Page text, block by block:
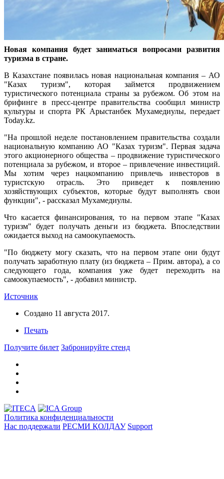
Новая компания будет заниматься вопросами развития
туризма в стране.
В Казахстане появилась новая национальная компания – АО
"Казах туризм", которая займется продвижением
туристического потенциала страны за рубежом. Об этом на
брифинге в пресс-центре правительства сообщил министр
культуры и спорта РК Арыстанбек Мухамедиулы, передает
Today.kz.
"На прошлой неделе постановлением правительства создали
национальную компанию АО "Казах туризм". Первая задача
этого акционерного общества – продвижение туристического
потенциала за рубежом, и второе – привлечение инвестиций.
Мы хотим через нацкомпанию привлечь инвесторов в
туристскую отрасль. Это приведет к появлению
хозяйствующих субъектов, которые будут выполнять свои
функции", - рассказал Мухамедиулы.
Что касается финансирования, то на первом этапе "Казах
туризм" будет получать деньги из бюджета. Впоследствии
ожидается выход на самоокупаемость.
"По бюджету могу сказать, что на первом этапе они будут
получать заработную плату (из бюджета – Прим. автора), а со
следующего года, компания уже будет переходить на
самоокупаемость", - добавил министр.
Источник
Создано 11 августа 2017.
Печать
Получите билет Забронируйте стенд
Политика конфиденциальности
Нас поддержали РЕСМИ ҚОЛДАУ Support